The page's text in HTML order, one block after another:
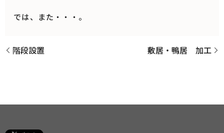
では、また・・・。
階段設置 敷居・鴨居 加工